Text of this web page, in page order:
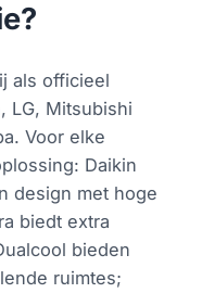
als officieel
LG, Mitsubishi
Voor elke
Daikin
design met hoge
biedt extra
bieden
ruimtes;